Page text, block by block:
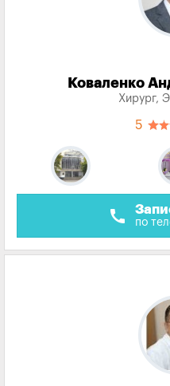
Коваленко
Хирург,
5
call по